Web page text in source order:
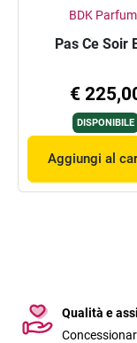
BDK
Pas Ce Soir
€
DISPONIBILE
Aggiungi al
Qualità e